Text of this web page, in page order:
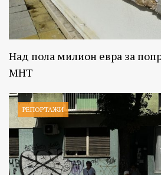
Над пола милион евра за
МНТ
РЕПОРТАЖИ